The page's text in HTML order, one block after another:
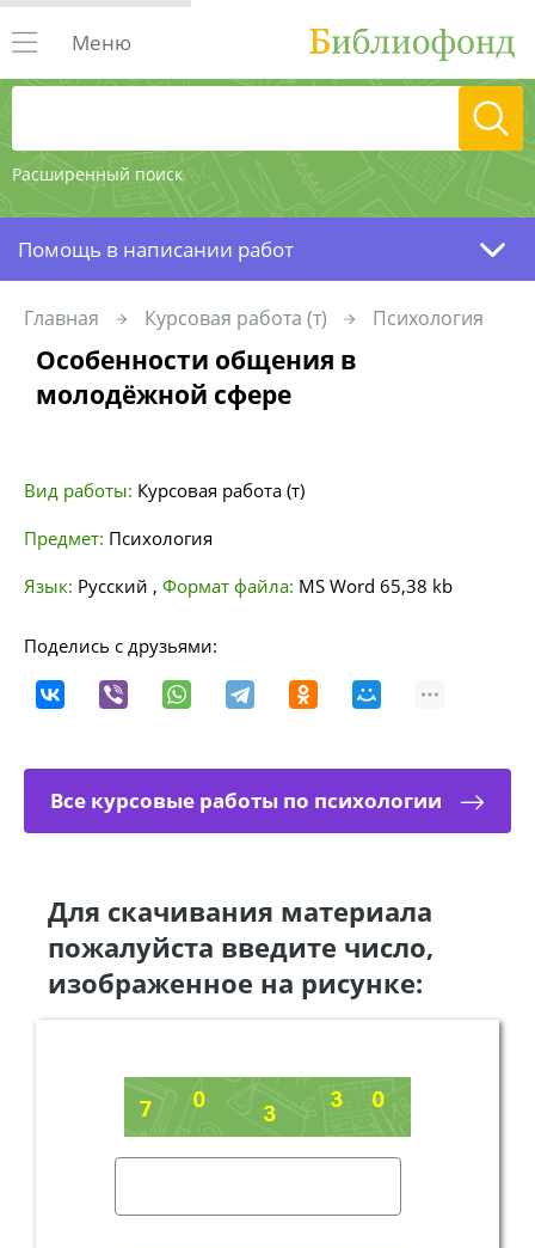
Расширенный поиск
Меню
Помощь в написании работ
Главная Курсовая работа (т) Психология
Особенности общения в
молодёжной сфере
Вид работы: Курсовая работа (т)
Предмет: Психология
Язык: Русский , Формат файла: MS Word 65,38 kb
Поделись с друзьями:
Все курсовые работы по психологии
Для скачивания материала
пожалуйста введите число,
изображенное на рисунке: